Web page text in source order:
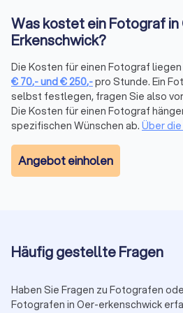
mitspielt.
Sorgfältige Nachbearbeitung:
Details: Ein guter Fotograf optimiert,
Plastikversion seiner selbst zu
Gut mit Menschen:Gerade bei
Hochzeiten braucht es
Fotografen schaffen es, Menschen
natürliche Momente einzufangen
sichtbar zu machen.
Verlässlichkeit:Seriöse Fotografen
Unterschied macht
Ein guter Fotograf liefert nicht nur
Was kostet ein Fotograf in
Erkenschwick?
Die Kosten für einen Fotograf
€ 70,-und€250,-pro Stunde. Ein
selbst festlegen, fragen Sie also
Die Kosten für einen Fotograf
spezifischen Wünschen ab. Über
Angebot einholen
Häufig gestellte Fragen
Haben Sie Fragen zu Fotografen
Fotografen in Oer-erkenschwick